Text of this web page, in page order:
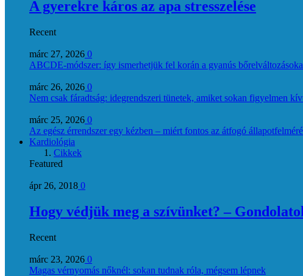
A gyerekre káros az apa stresszelése
Recent
márc 27, 2026 0
ABCDE‑módszer: így ismerhetjük fel korán a gyanús
márc 26, 2026 0
Nem csak fáradtság: idegrendszeri tünetek, amiket sokan figyelmen
márc 25, 2026 0
Az egész érrendszer egy kézben – miért fontos az átfogó
Kardiológia
Cikkek
Featured
ápr 26, 2018 0
Hogy védjük meg a szívünket? –
Recent
márc 23, 2026 0
Magas vérnyomás nőknél: sokan tudnak róla, mégsem lépnek